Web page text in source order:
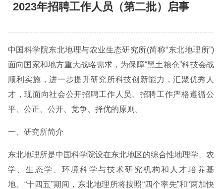
2023年招聘工作人员（第二批）启事
中国科学院东北地理与农业生态研究所(简称“东北地理所”)
面向国家和地方重大战略需求，为保障“黑土粮仓”科技会战
顺利实施，进一步提升研究所科技创新能力，汇聚优秀人
才，现面向社会公开招聘工作人员。招聘工作严格遵循公
平、公正、公开、竞争、择优的原则。
一、研究所简介
东北地理所是中国科学院设在东北地区的综合性地理学、农
学、生态学、环境科学与技术研究机构和人才培养基
地。“十四五”期间，东北地理所将按照“四个率先”和“两加快